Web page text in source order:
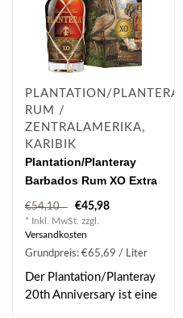
PLANTATION/PLANTERAY
RUM /
ZENTRALAMERIKA,
KARIBIK
Plantation/Planteray
Barbados Rum XO Extra
Old 20th Anniversary 0.7
l 40% vol
€54,10 €45,98
* Inkl. MwSt. zzgl.
Versandkosten
Grundpreis: €65,69 / Liter
Der Plantation/Planteray
20th Anniversary ist eine